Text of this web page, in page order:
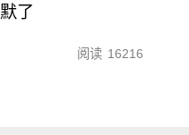
了
阅读 16216